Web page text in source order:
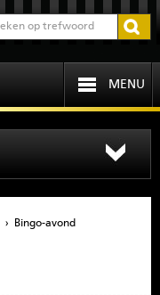
MENU
› Bingo-avond